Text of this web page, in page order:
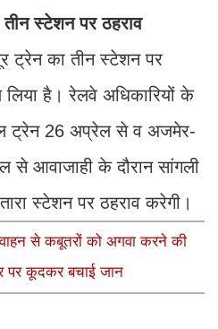
स्टेशन पर ठहराव
ट्रेन का तीन स्टेशन पर
है। रेलवे अधिकारियों के
ट्रेन 26 अप्रेल से व अजमेर-
आवाजाही के दौरान सांगली
स्टेशन पर ठहराव करेगी।
से कबूतरों को अगवा करने की
पर कूदकर बचाई जान